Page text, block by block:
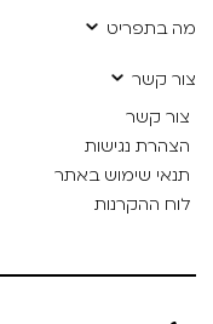
מה בתפריט
צור קשר
צור קשר
הצהרת נגישות
תנאי שימוש באתר
לוח ההקרנות